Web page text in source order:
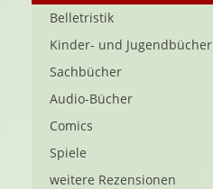
Belletristik
Kinder- und Jugendbücher
Sachbücher
Audio-Bücher
Comics
Spiele
weitere Rezensionen